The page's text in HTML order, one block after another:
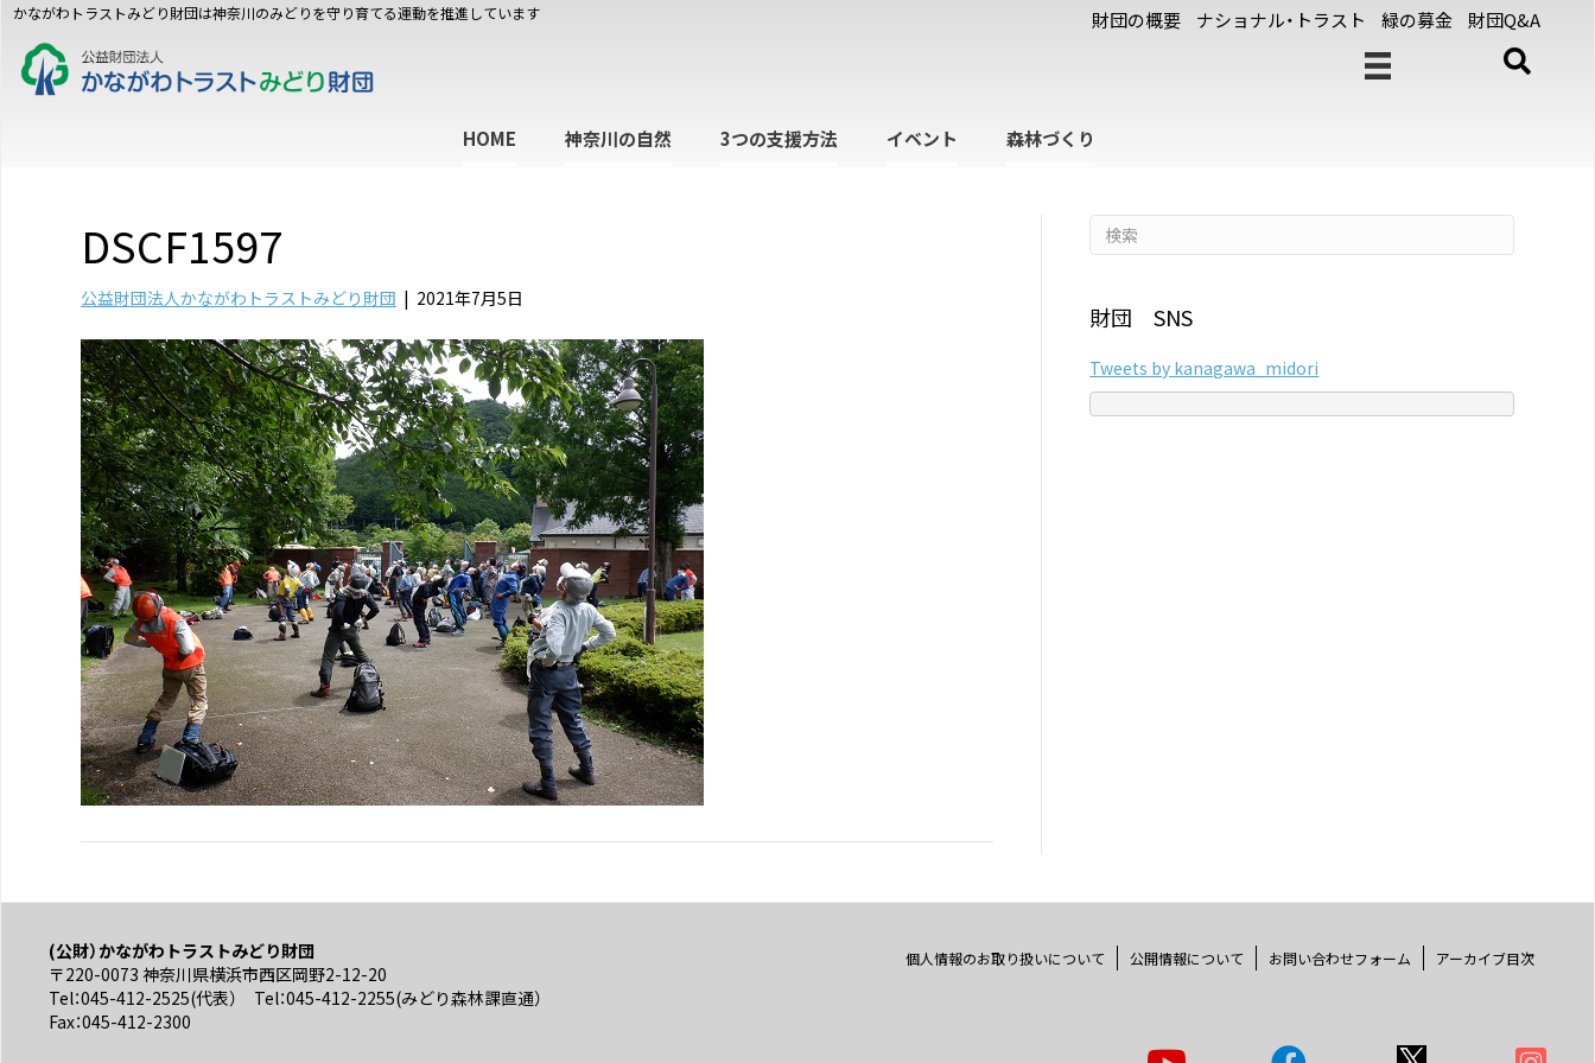
かながわトラストみどり財団は神奈川のみどりを守り育てる運動を推進しています 財団の概要 ナショナル・トラスト 緑の募金 財団Q&A
HOME 神奈川の自然 3つの支援方法 イベント 森林づくり
DSCF1597
公益財団法人かながわトラストみどり財団 | 2021年7月5日
財団 SNS
Tweets by kanagawa_midori
(公財）かながわトラストみどり財団
〒220-0073 神奈川県横浜市西区岡野2-12-20
Tel：045-412-2525(代表） Tel：045-412-2255(みどり森林課直通）
Fax：045-412-2300
個人情報のお取り扱いについて 公開情報について お問い合わせフォーム アーカイブ目次